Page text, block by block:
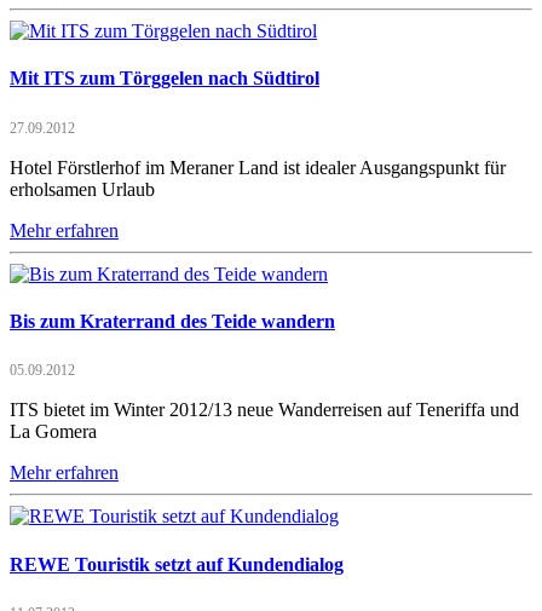
Mit ITS zum Törggelen nach Südtirol
27.09.2012
Hotel Förstlerhof im Meraner Land ist idealer Ausgangspunkt für
erholsamen Urlaub
Mehr erfahren
Bis zum Kraterrand des Teide wandern
05.09.2012
ITS bietet im Winter 2012/13 neue Wanderreisen auf Teneriffa und
La Gomera
Mehr erfahren
REWE Touristik setzt auf Kundendialog